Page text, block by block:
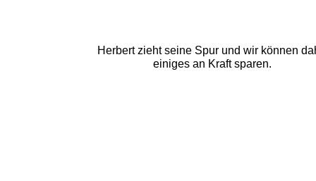
Herbert zieht seine Spur und wir können
einiges an Kraft sparen.